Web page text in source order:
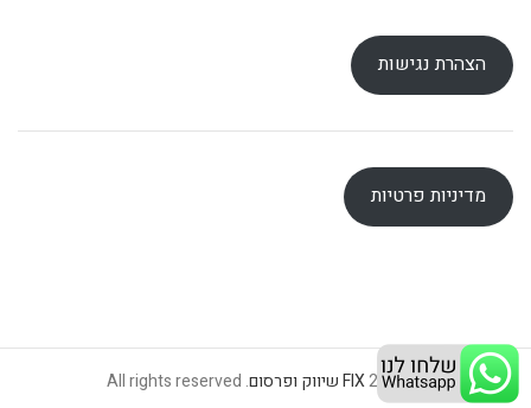
הצהרת נגישות
מדיניות פרטיות
© 2026 FIX שיווק ופרסום . All rights reserved